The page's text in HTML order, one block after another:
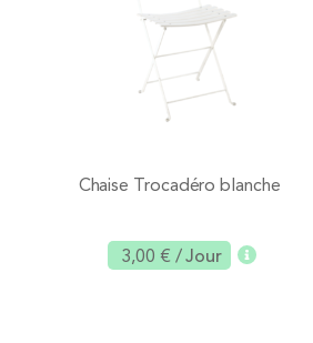
Chaise Trocadéro blanche
3,00 € / Jour